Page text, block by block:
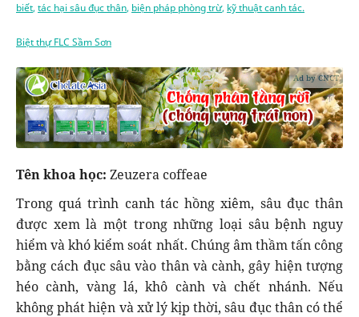
biết, tác hại sâu đục thân, biện pháp phòng trừ, kỹ thuật canh tác.
Biệt thự FLC Sầm Sơn
Ad by CNCT
Tên khoa học: Zeuzera coffeae
Trong quá trình canh tác hồng xiêm, sâu đục thân
được xem là một trong những loại sâu bệnh nguy
hiểm và khó kiểm soát nhất. Chúng âm thầm tấn công
bằng cách đục sâu vào thân và cành, gây hiện tượng
héo cành, vàng lá, khô cành và chết nhánh. Nếu
không phát hiện và xử lý kịp thời, sâu đục thân có thể